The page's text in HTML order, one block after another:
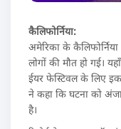
कैलिफोर्निया:
अमेरिका के
लोगों की मौत हो गई।
ईयर फेस्टिवल के लिए
ने कहा कि घटना को
है।